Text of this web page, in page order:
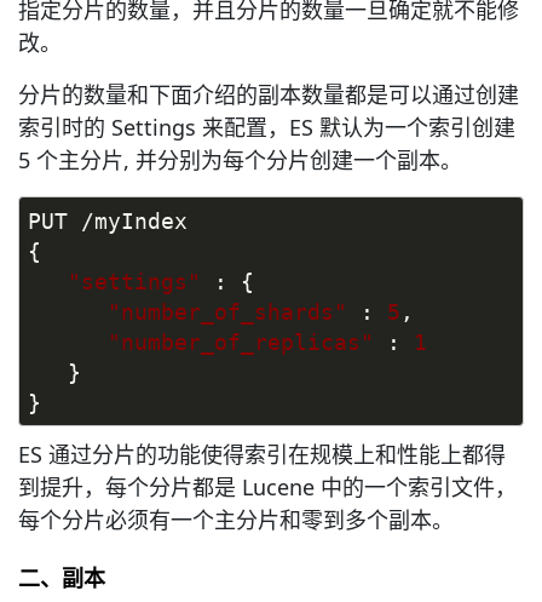
指定分片的数量，并且分片的数量一旦确定就不能修
改。
分片的数量和下面介绍的副本数量都是可以通过创建
索引时的 Settings 来配置，ES 默认为一个索引创建
5 个主分片, 并分别为每个分片创建一个副本。
PUT /myIndex
{
"settings"
: {
"number_of_shards"
: 5 ,
"number_of_replicas"
:
1
}
}
ES 通过分片的功能使得索引在规模上和性能上都得
到提升，每个分片都是 Lucene 中的一个索引文件，
每个分片必须有一个主分片和零到多个副本。
二、副本